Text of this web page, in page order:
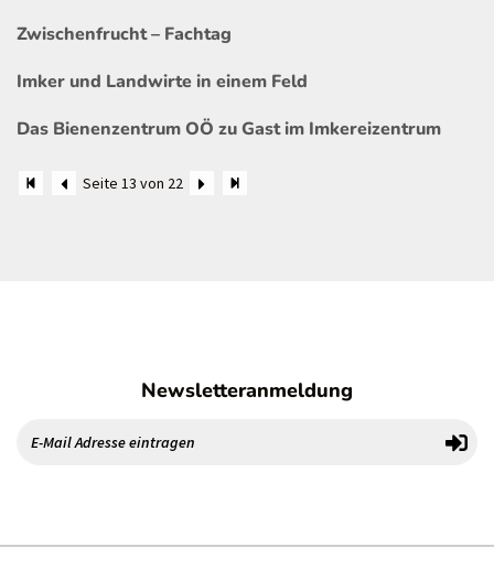
Zwischenfrucht – Fachtag
Imker und Landwirte in einem Feld
Das Bienenzentrum OÖ zu Gast im Imkereizentrum
Seite 13 von 22
Newsletteranmeldung